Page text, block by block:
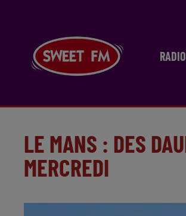
RADIO
LE MANS : DES
MERCREDI